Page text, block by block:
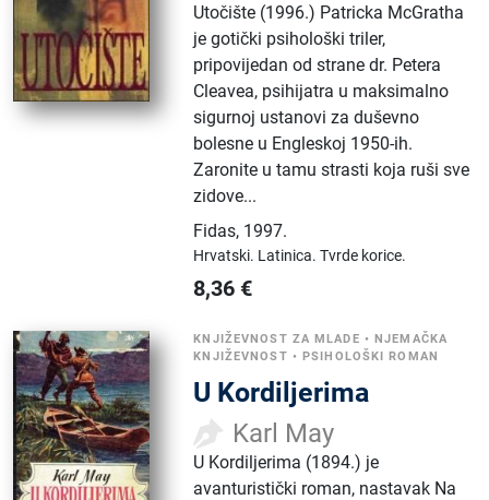
Utočište (1996.) Patricka McGratha
je gotički psihološki triler,
pripovijedan od strane dr. Petera
Cleavea, psihijatra u maksimalno
sigurnoj ustanovi za duševno
bolesne u Engleskoj 1950-ih.
Zaronite u tamu strasti koja ruši sve
zidove...
Fidas, 1997.
Hrvatski. Latinica.Tvrde korice.
8,36 €
KNJIŽEVNOST ZA MLADE •NJEMAČKA
KNJIŽEVNOST •PSIHOLOŠKI ROMAN
U Kordiljerima
Karl May
U Kordiljerima (1894.) je
avanturistički roman, nastavak Na